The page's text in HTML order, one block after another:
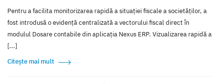
Pentru a facilita monitorizarea rapidă a situației fiscale a societăților, a
fost introdusă o evidență centralizată a vectorului fiscal direct în
modulul Dosare contabile din aplicația Nexus ERP. Vizualizarea rapidă a
[...]
Citește mai mult